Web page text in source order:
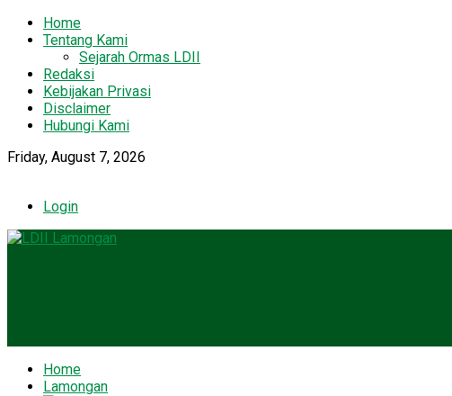
Home
Tentang Kami
Sejarah Ormas LDII
Redaksi
Kebijakan Privasi
Disclaimer
Hubungi Kami
Friday, August 7, 2026
Login
Home
Lamongan